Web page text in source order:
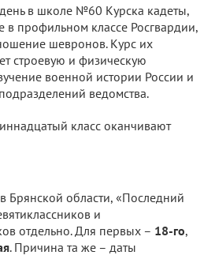
в школе №60 Курска кадеты,
профильном классе Росгвардии,
шевронов. Курс их
строевую и физическую
военной истории России и
ведомства.
класс оканчивают
Брянской области, «Последний
и
отдельно. Для первых – 18-го,
. Причина та же – даты